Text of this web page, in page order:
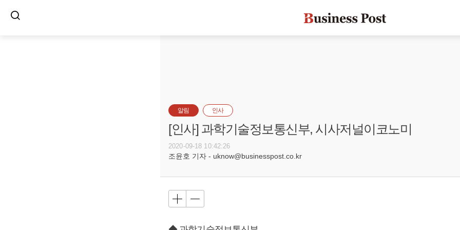
알림 인사
[인사] 과학기술정보통신부, 시사저널이코노미
2020-09-18 10:42:26
조윤호 기자 - uknow@businesspost.co.kr